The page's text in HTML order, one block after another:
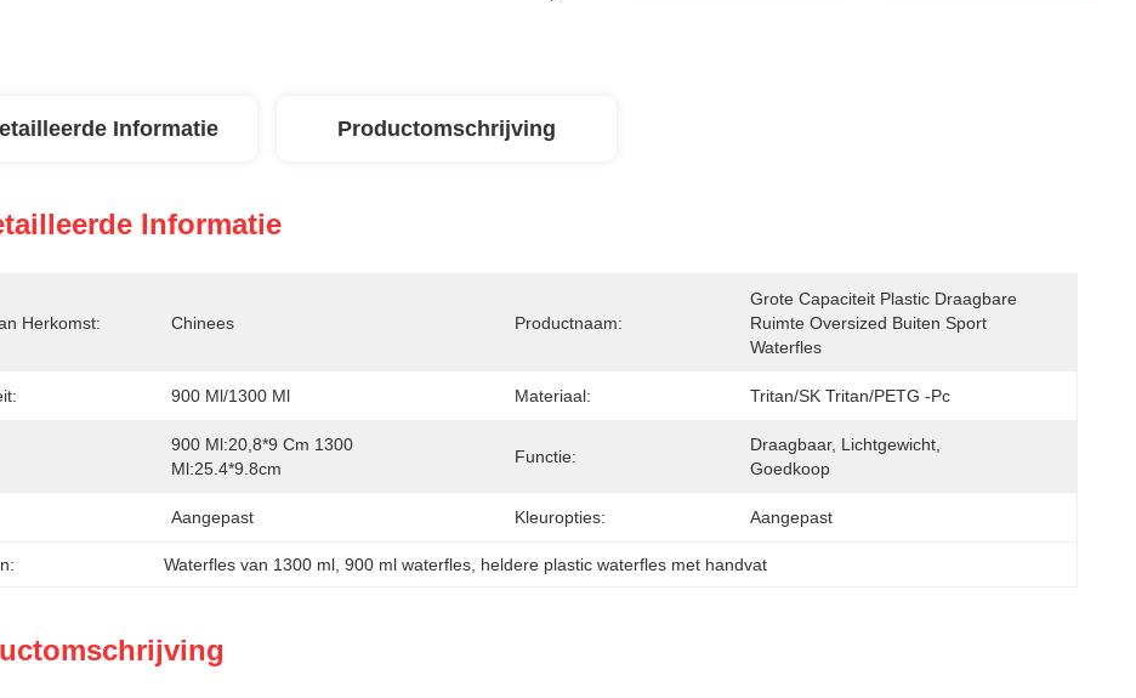
Informatie Productomschrijving
Informatie
Herkomst: Chinees Productnaam:
Grote Capaciteit Plastic Draagbare
Ruimte Oversized Buiten Sport
Waterfles
900 Ml/1300 Ml Materiaal: Tritan/SK Tritan/PETG -pc
900 Ml:20,8*9 Cm 1300
Ml:25.4*9.8cm
Functie:
Draagbaar, Lichtgewicht,
Goedkoop
Aangepast Kleuropties: Aangepast
Waterfles van 1300 ml , 900 ml waterfles heldere plastic waterfles met handvat